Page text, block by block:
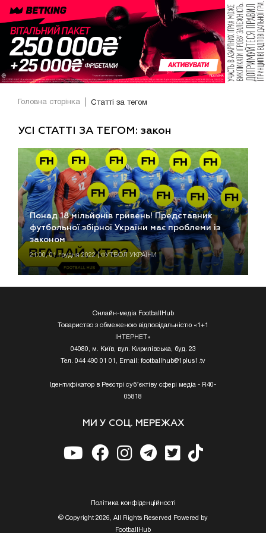
Головна сторінка Статті за тегом
УСІ СТАТТІ ЗА ТЕГОМ: закон
Понад 18 мільйонів гривень! Представник
футбольної збірної України має проблеми із
законом
21:00, 01 грудня 2022 | ФУТБОЛ УКРАЇНИ
Онлайн-медіа FootballHub
Товариство з обмеженою відповідальністю «1+1
ІНТЕРНЕТ»
04080, м. Київ, вул. Кирилівська, буд. 23
Тел. 044 490 01 01, Email: footballhub@1plus1.tv
Ідентифікатор в Реєстрі суб’єктіву сфері медіа - R40-
05818
МИ У СОЦ. МЕРЕЖАХ
Полiтика конфiденцiйностi
© Copyright 2026, All Rights Reserved Powered by
FootballHub